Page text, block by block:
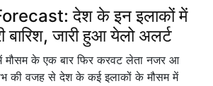
देश के इन इलाकों में
बारिश, जारी हुआ येलो अलर्ट
मौसम के एक बार फिर करवट लेता नजर आ
की वजह से देश के कई इलाकों के मौसम में